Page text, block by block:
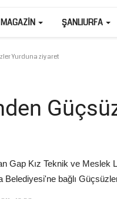
MAGAZIN ŞANLIURFA
Yurduna ziyaret
Gap Kız Teknik ve
Belediyesi'ne bağlı